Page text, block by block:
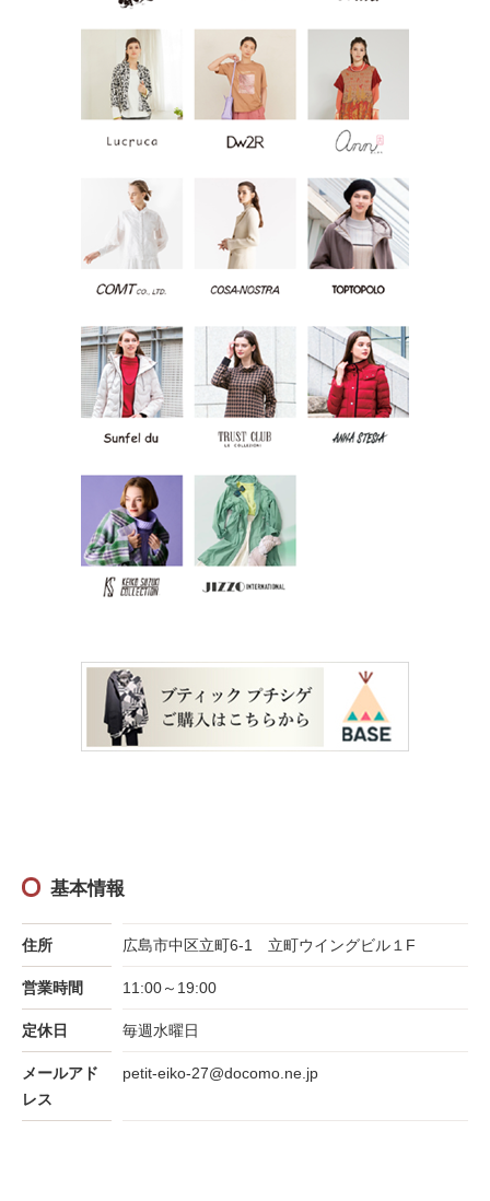
基本情報
住所 広島市中区立町6-1 立町ウイングビル１F
営業時間 11:00～19:00
定休日 毎週水曜日
メールアド
レス
petit-eiko-27@docomo.ne.jp